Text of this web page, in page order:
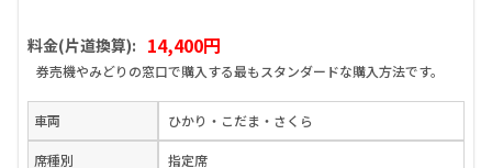
料金(片道換算): 14,400円
券売機やみどりの窓口で購入する最もスタンダードな購入方法です。
車両 ひかり・こだま・さくら
席種別 指定席